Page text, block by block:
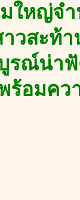
ใหญ่จ
าวสะท้
รณ์น่า
ร้อมคว